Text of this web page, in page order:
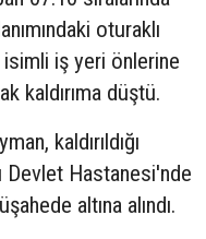
oturaklı
iş yeri önlerine
kaldırıma düştü.
kaldırıldığı
Devlet Hastanesi'nde
altına alındı.